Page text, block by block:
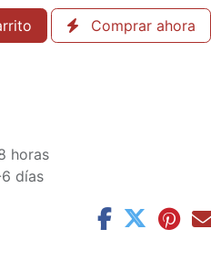
Comprar ahora
horas
días